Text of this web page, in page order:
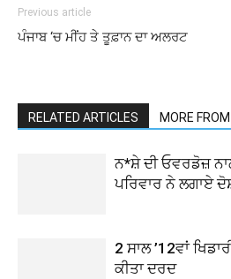
Previous article
ਪੰਜਾਬ ‘ਚ ਮੀਂਹ ਤੇ ਤੂਫ਼ਾਨ ਦਾ ਅਲਰਟ
RELATED ARTICLES MORE
ਨ*ਸ਼ੇ ਦੀ ਓਵਰਡੋਜ਼
ਪਰਿਵਾਰ ਨੇ ਲਗਾਏ
2 ਸਾਲ ’12ਵਾਂ
ਕੀਤਾ ਦਰਦ